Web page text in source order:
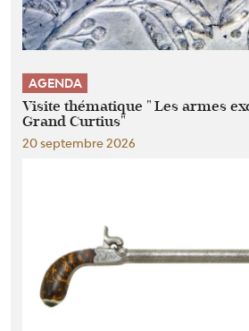
AGENDA
Visite thématique " Les armes
Grand Curtius"
20 septembre 2026